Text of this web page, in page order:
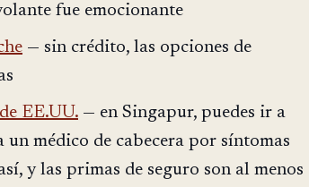
fue emocionante
— sin crédito, las opciones de
EE.UU. — en Singapur, puedes ir a
médico de cabecera por síntomas
y las primas de seguro son al menos